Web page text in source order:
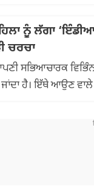
ਨੂੰ ਲੱਗਾ
ਚਰਚਾ
ਸਭਿਆਚਾਰਕ
ਹੈ। ਇੱਥੇ ਆਉਣ